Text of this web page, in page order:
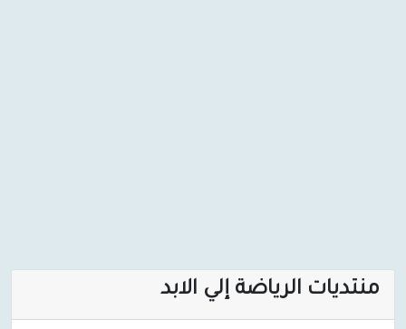
منتديات الرياضة إلي الابد